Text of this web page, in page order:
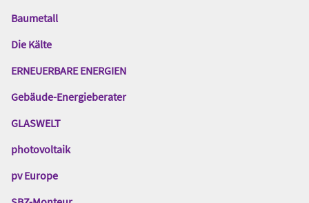
Das
Gentner
Baumetall
Die Kälte
ERNEUERBARE ENERGIEN
Gebäude-Energieberater
GLASWELT
photovoltaik
pv Europe